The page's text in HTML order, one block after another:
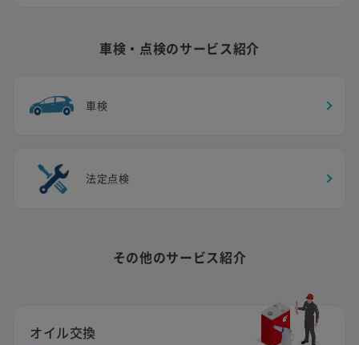
車検・点検のサービス紹介
車検
法定点検
その他のサービス紹介
オイル交換